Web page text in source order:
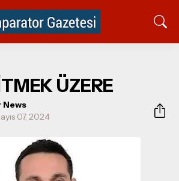
ÜZERE
News
07, 2024